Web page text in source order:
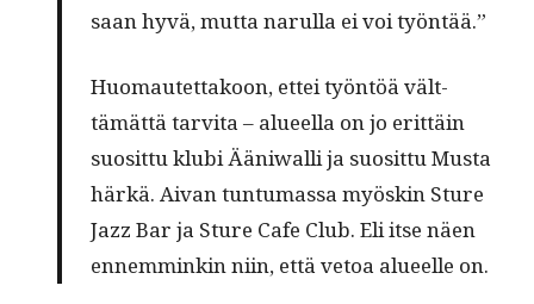
saan hyvä, mut­ta narul­la ei voi työntää.”
Huo­mautet­takoon, ettei työn­töä vält­
tämät­tä tarvi­ta – alueel­la on jo erit­täin
suosit­tu klu­bi Ääni­wal­li ja suosit­tu Mus­ta
härkä. Aivan tun­tu­mas­sa myöskin Sture
Jazz Bar ja Sture Cafe Club. Eli itse näen
ennem­minkin niin, että vetoa alueelle on.